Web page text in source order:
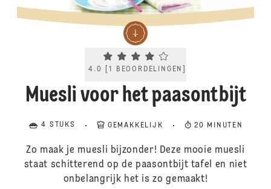
Current rating 4.0. Click to rate.
4.0 [1 BEOORDELINGEN
Muesli voor het paasontbijt
4 STUKS GEMAKKELIJK 20 MINUTEN
Zo maak je muesli bijzonder! Deze mooie muesli
staat schitterend op de paasontbijt tafel en niet
onbelangrijk het is zo gemaakt!